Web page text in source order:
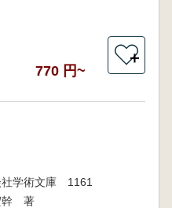
770 円~
＋
社学術文庫 1161
幹 著